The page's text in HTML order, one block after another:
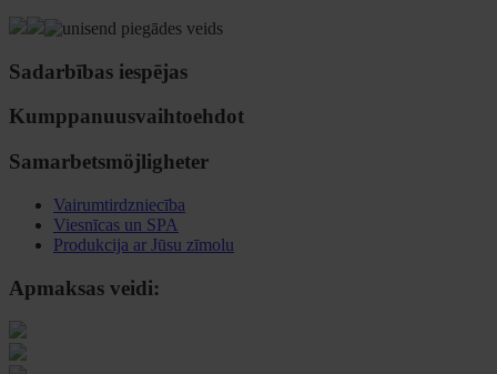
Sadarbības iespējas
Kumppanuusvaihtoehdot
Samarbetsmöjligheter
Vairumtirdzniecība
Viesnīcas un SPA
Produkcija ar Jūsu zīmolu
Apmaksas veidi: